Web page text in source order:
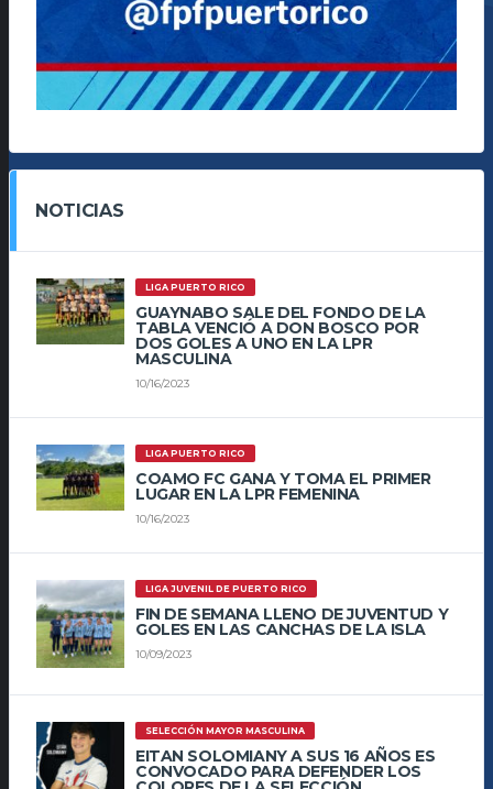
NOTICIAS
LIGA PUERTO RICO
GUAYNABO SALE DEL FONDO DE LA
TABLA VENCIÓ A DON BOSCO POR
DOS GOLES A UNO EN LA LPR
MASCULINA
10/16/2023
LIGA PUERTO RICO
COAMO FC GANA Y TOMA EL PRIMER
LUGAR EN LA LPR FEMENINA
10/16/2023
LIGA JUVENIL DE PUERTO RICO
FIN DE SEMANA LLENO DE JUVENTUD Y
GOLES EN LAS CANCHAS DE LA ISLA
10/09/2023
SELECCIÓN MAYOR MASCULINA
EITAN SOLOMIANY A SUS 16 AÑOS ES
CONVOCADO PARA DEFENDER LOS